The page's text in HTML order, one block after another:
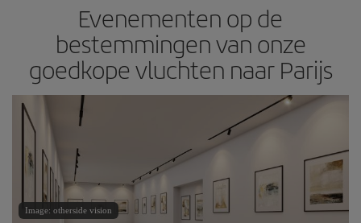
Evenementen op de
bestemmingen van onze
goedkope vluchten naar Parijs
Image: otherside vision